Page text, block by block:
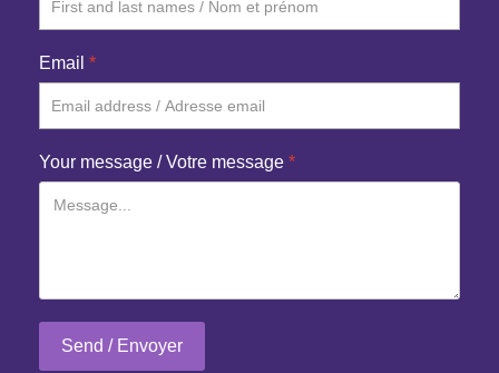
Email *
Your message / Votre message *
Send / Envoyer